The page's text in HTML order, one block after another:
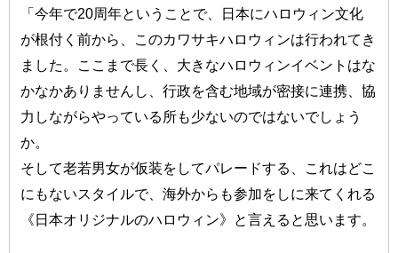
「今年で20周年ということで、日本にハロウィン文化
が根付く前から、このカワサキハロウィンは行われてき
ました。ここまで長く、大きなハロウィンイベントはな
かなかありませんし、行政を含む地域が密接に連携、協
力しながらやっている所も少ないのではないでしょう
か。
そして老若男女が仮装をしてパレードする、これはどこ
にもないスタイルで、海外からも参加をしに来てくれる
《日本オリジナルのハロウィン》と言えると思います。